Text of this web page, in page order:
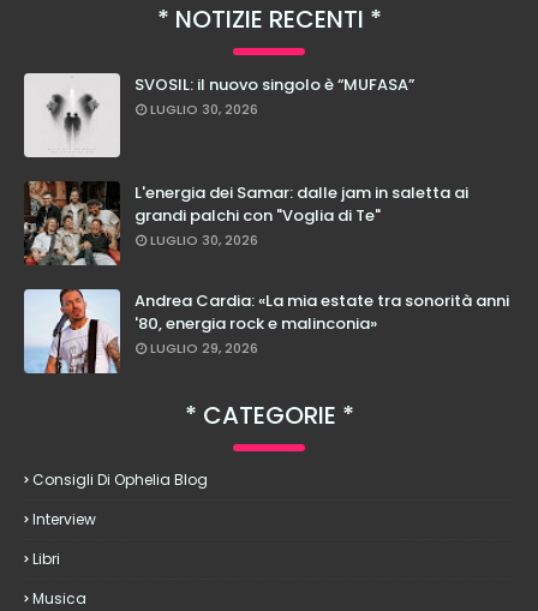
NOTIZIE RECENTI
SVOSIL: il nuovo singolo è “MUFASA”
LUGLIO 30, 2026
L'energia dei Samar: dalle jam in saletta ai
grandi palchi con "Voglia di Te"
LUGLIO 30, 2026
Andrea Cardia: «La mia estate tra sonorità anni
'80, energia rock e malinconia»
LUGLIO 29, 2026
CATEGORIE
Consigli Di Ophelia Blog
Interview
Libri
Musica